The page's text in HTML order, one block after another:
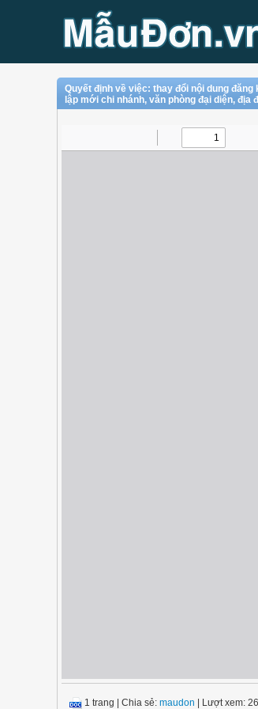
Quyết định về việc: thay đổi nội dung
lập mới chi nhánh, văn phòng đại diện, địa
1 trang Chia sẻ: maudon | Lượt xem: